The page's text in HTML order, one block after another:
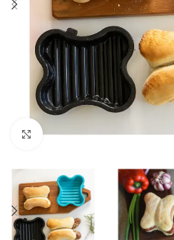
Click to enlarge